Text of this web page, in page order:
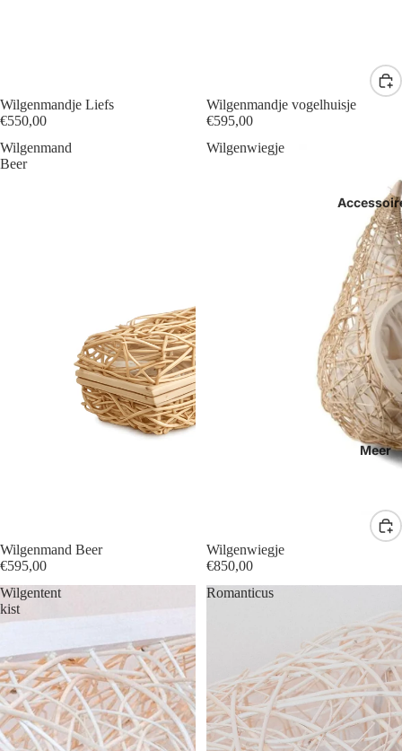
Meer
Wilgenmandje Liefs
€550,00
Wilgenmandje vogelhuisje
€595,00
Wilgenmand
Beer
Wilgenmand Beer
€595,00
Wilgenwiegje
Wilgenwiegje
€850,00
Wilgentent
kist
Romanticus